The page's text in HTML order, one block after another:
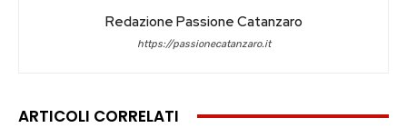
Redazione Passione Catanzaro
https://passionecatanzaro.it
ARTICOLI CORRELATI